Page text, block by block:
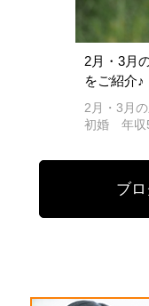
2月・3月
をご紹介♪
2月・3月
初婚 年収
ブ